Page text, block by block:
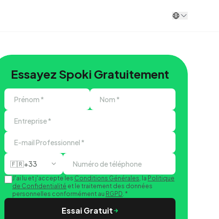
Essayez Spoki Gratuitement
🇫🇷+33
J'ai lu et j'accepte les Conditions Générales, la Politique
de Confidentialité et le traitement des données
personnelles conformément au RGPD. *
Essai Gratuit